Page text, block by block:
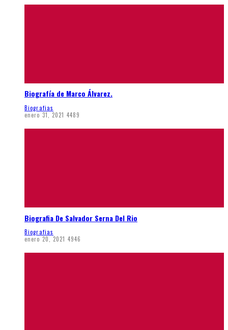
Biografía de Marco Álvarez.
Biografias
enero 31, 2021 4489
Biografia De Salvador Serna Del Rio
Biografias
enero 20, 2021 4946